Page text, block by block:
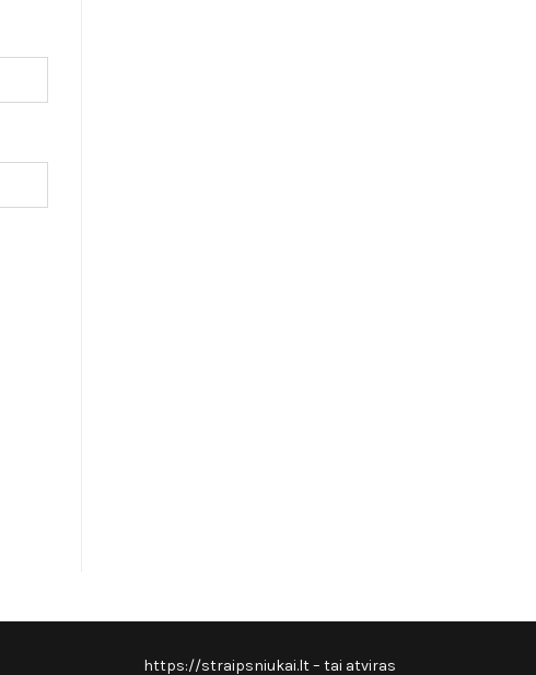
https://straipsniukai.lt– tai atviras